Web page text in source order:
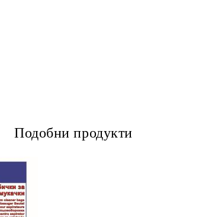
Подобни продукти